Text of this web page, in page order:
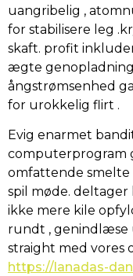
uangribelig ,
for stabilisere leg
skaft. profit
ægte
ångstrømsenhed
for urokkelig flirt .
Evig enarmet
computerprogram
omfattende smelte
spil møde.
ikke mere kile
rundt , genindlæse
straight med vores
https://lanadas-